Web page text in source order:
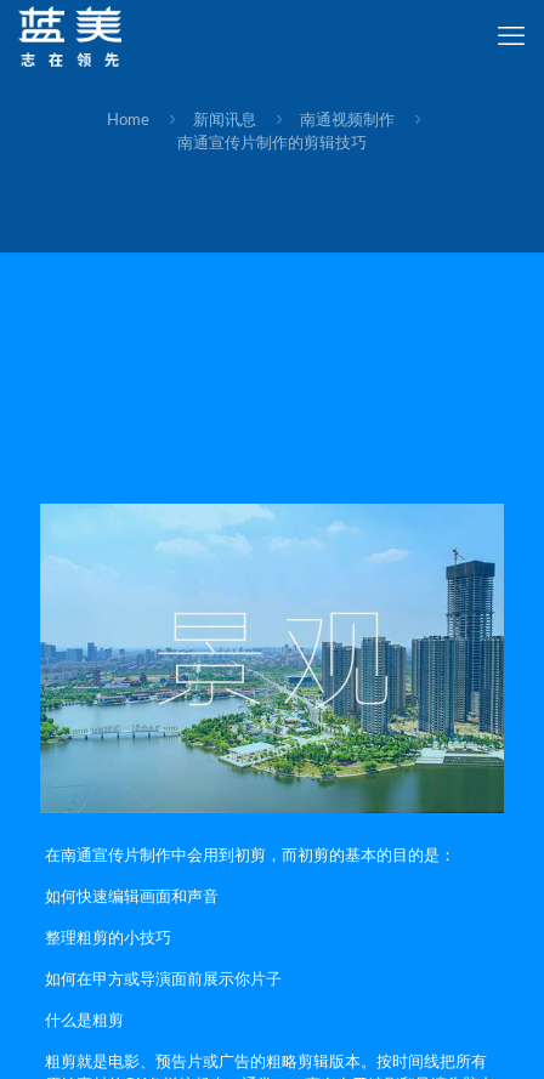
Home 新闻讯息
南通视频制作
南通宣传片制作的剪辑技巧
在南通宣传片制作中会用到初剪，而初剪的基本的目的是：
如何快速编辑画面和声音
整理粗剪的小技巧
如何在甲方或导演面前展示你片子
什么是粗剪
粗剪就是电影、预告片或广告的粗略剪辑版本。按时间线把所有